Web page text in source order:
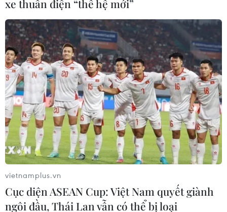
xe thuần điện “thế hệ mới”
vietnamplus.vn
Cục diện ASEAN Cup: Việt Nam quyết giành
ngôi đầu, Thái Lan vẫn có thể bị loại